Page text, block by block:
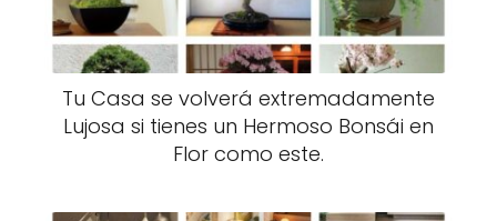
Tu Casa se volverá extremadamente
Lujosa si tienes un Hermoso Bonsái en
Flor como este.